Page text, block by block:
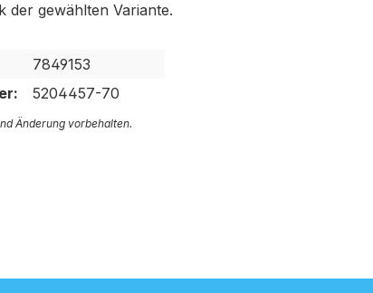
der gewählten Variante.
7849153
5204457-70
Änderung vorbehalten.